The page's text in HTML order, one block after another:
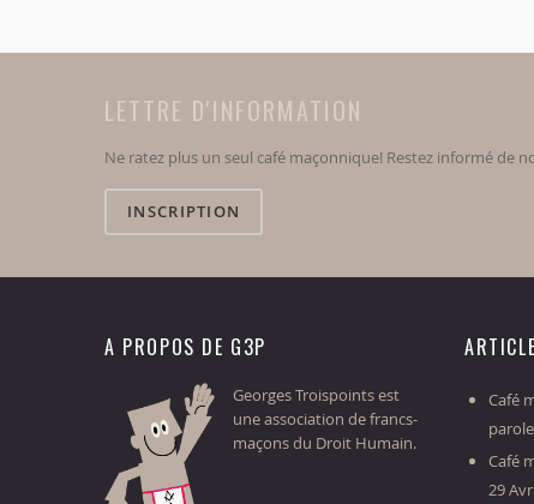
LETTRE D'INFORMATION
Ne ratez plus un seul café maçonnique! Restez informé de
INSCRIPTION
A PROPOS DE G3P
Georges Troispoints est
une association de francs-
maçons du Droit Humain.
Café
Café
29